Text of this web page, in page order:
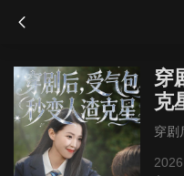
穿
克
穿剧
2026